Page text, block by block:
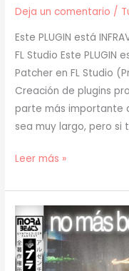
Deja un comentario /
Este PLUGIN está
FL Studio Este PLUGIN
Patcher en FL Studio
Creación de plugins
parte más importante
sea muy largo, pero si
[
]
Este
PLUGIN
está
INFRAVALORADO
Leer más »